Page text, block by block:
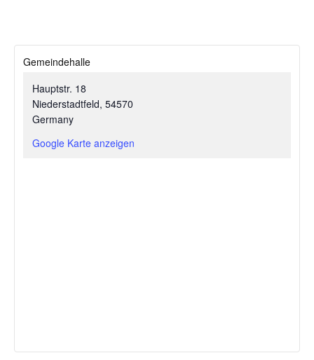
Gemeindehalle
Hauptstr. 18
Niederstadtfeld, 54570
Germany
Google Karte anzeigen